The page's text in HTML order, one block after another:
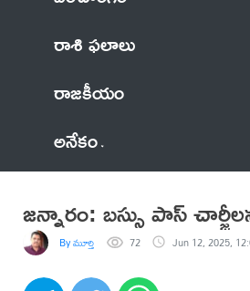
రాశి ఫలాలు
రాజకీయం
అనేకం
జన్నారం: బస్సు పాస్
By మూర్తి 72 Jun 12, 2025,